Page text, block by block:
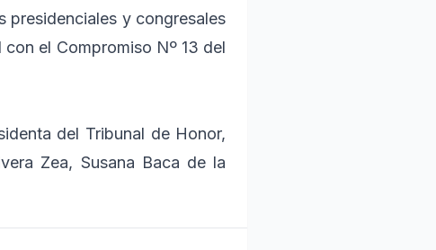
presidenciales y congresales
el Compromiso Nº 13 del
del Tribunal de Honor,
Zea, Susana Baca de la